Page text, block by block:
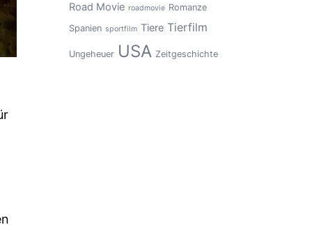
Road Movie roadmovie Romanze
Spanien sportfilm Tiere Tierfilm
Ungeheuer USA Zeitgeschichte